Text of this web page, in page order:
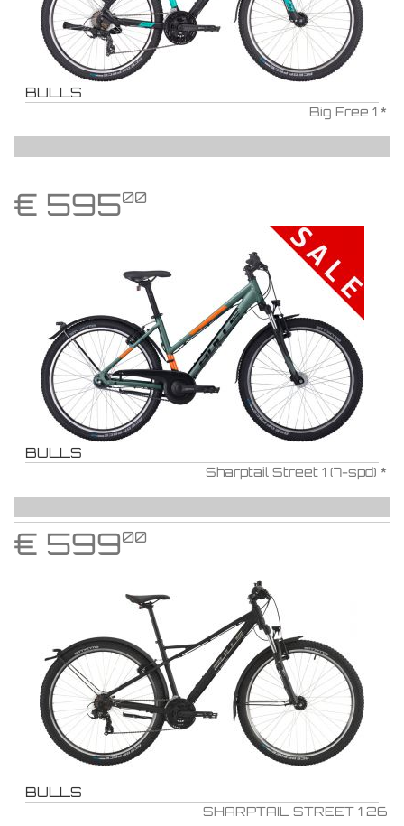
BULLS
Big Free 1 *
€ 59500
BULLS
Sharptail Street 1 (7-spd) *
€ 59900
BULLS
SHARPTAIL STREET 1 26